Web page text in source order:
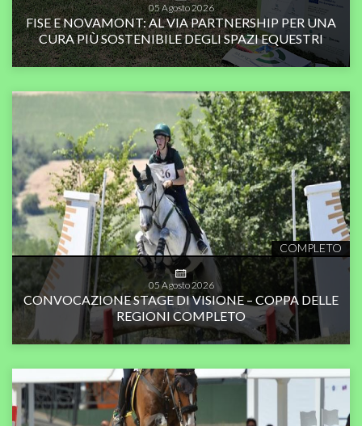
05Agosto2026
FISE E NOVAMONT: AL VIA PARTNERSHIP PER UNA
CURA PIÙ SOSTENIBILE DEGLI SPAZI EQUESTRI
COMPLETO
05Agosto2026
CONVOCAZIONE STAGE DI VISIONE – COPPA DELLE
REGIONI COMPLETO